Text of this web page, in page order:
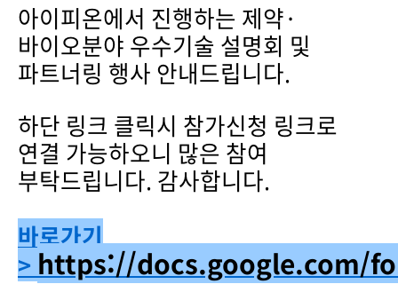
아이피온에서 진행하는 제약·
바이오분야 우수기술 설명회 및
파트너링 행사 안내드립니다.
하단 링크 클릭시 참가신청 링크로
연결 가능하오니 많은 참여
부탁드립니다. 감사합니다.
바로가기
> https://docs.google.com/